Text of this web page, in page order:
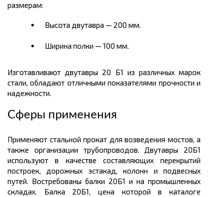
размерам:
Высота двутавра — 200 мм.
Ширина полки — 100 мм.
Изготавливают двутавры 20 Б1 из различных марок
стали, обладают отличными показателями прочности и
надежности.
Сферы применения
Применяют стальной прокат для возведения мостов, а
также организации трубопроводов. Двутавры 20Б1
используют в качестве составляющих перекрытий
построек, дорожных эстакад, колонн и подвесных
путей. Востребованы балки 20Б1 и на промышленных
складах. Балка 20Б1, цена которой в каталоге